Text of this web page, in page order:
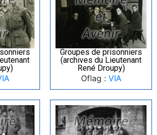
Groupes de prisonniers
(archives du Lieutenant
René Droupy)
Oflag : VIA